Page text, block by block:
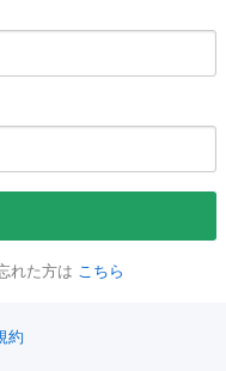
れた方は こちら
約